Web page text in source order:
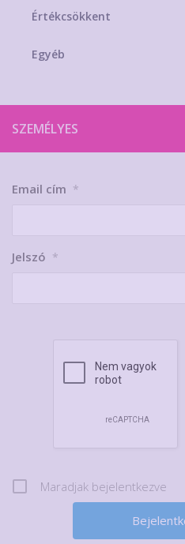
Értékcsökkent
Egyéb
SZEMÉLYES
Email cím *
Jelszó *
Maradjak bejelentkezve